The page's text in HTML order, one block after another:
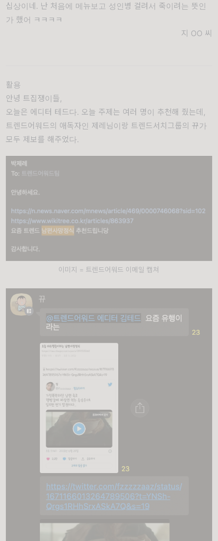
십상이네. 난 처음에 메뉴보고 성인병 걸려서 죽이려는 뜻인
가 했어 ㅋㅋㅋㅋ
지 OO 씨
활용
안녕 트집쟁이들,
오늘은 에디터 테드다. 오늘 주제는 여러 명이 추천해 줬는데,
트렌드어워드의 애독자인 제레님이랑 트렌드서치그룹의 뀨가
모두 제보를 해주었다.
이미지 = 트렌드어워드 이메일 캡쳐